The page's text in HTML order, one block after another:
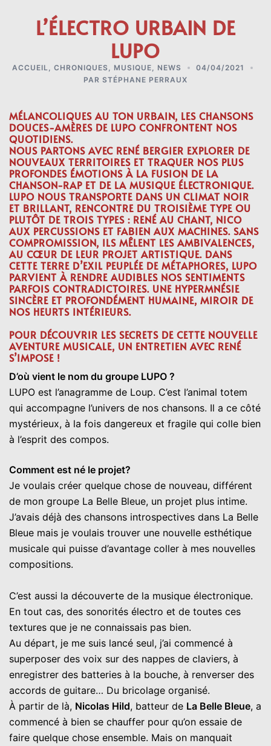
L’ÉLECTRO URBAIN DE
LUPO
ACCUEIL CHRONIQUES MUSIQUE NEWS
04/04/2021
PAR STÉPHANE PERRAUX
MÉLANCOLIQUES AU TON URBAIN, LES CHANSONS
DOUCES-AMÈRES DE LUPO CONFRONTENT NOS
QUOTIDIENS.
NOUS PARTONS AVEC RENÉ BERGIER EXPLORER DE
NOUVEAUX TERRITOIRES ET TRAQUER NOS PLUS
PROFONDES ÉMOTIONS À LA FUSION DE LA
CHANSON-RAP ET DE LA MUSIQUE ÉLECTRONIQUE.
LUPO NOUS TRANSPORTE DANS UN CLIMAT NOIR
ET BRILLANT, RENCONTRE DU TROISIÈME TYPE OU
PLUTÔT DE TROIS TYPES : RENÉ AU CHANT, NICO
AUX PERCUSSIONS ET FABIEN AUX MACHINES. SANS
COMPROMISSION, ILS MÊLENT LES AMBIVALENCES,
AU CŒUR DE LEUR PROJET ARTISTIQUE. DANS
CETTE TERRE D’EXIL PEUPLÉE DE MÉTAPHORES, LUPO
PARVIENT À RENDRE AUDIBLES NOS SENTIMENTS
PARFOIS CONTRADICTOIRES. UNE HYPERMNÉSIE
SINCÈRE ET PROFONDÉMENT HUMAINE, MIROIR DE
NOS HEURTS INTÉRIEURS.
POUR DÉCOUVRIR LES SECRETS DE CETTE NOUVELLE
AVENTURE MUSICALE, UN ENTRETIEN AVEC RENÉ
S’IMPOSE !
D’où vient le nom du groupe LUPO ?
LUPO est l’anagramme de Loup. C’est l’animal totem
qui accompagne l’univers de nos chansons. Il a ce côté
mystérieux, à la fois dangereux et fragile qui colle bien
à l’esprit des compos.
Comment est né le projet?
Je voulais créer quelque chose de nouveau, différent
de mon groupe La Belle Bleue, un projet plus intime.
J’avais déjà des chansons introspectives dans La Belle
Bleue mais je voulais trouver une nouvelle esthétique
musicale qui puisse d’avantage coller à mes nouvelles
compositions.
C’est aussi la découverte de la musique électronique.
En tout cas, des sonorités électro et de toutes ces
textures que je ne connaissais pas bien.
Au départ, je me suis lancé seul, j’ai commencé à
superposer des voix sur des nappes de claviers, à
enregistrer des batteries à la bouche, à renverser des
accords de guitare… Du bricolage organisé.
À partir de là, Nicolas Hild, batteur de La Belle Bleue, a
commencé à bien se chauffer pour qu’on essaie de
faire quelque chose ensemble. Mais on manquait